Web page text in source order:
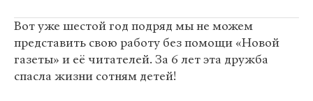
Вот уже шестой год подряд мы не можем
представить свою работу без помощи «Новой
газеты» и её читателей. За 6 лет эта дружба
спасла жизни сотням детей!